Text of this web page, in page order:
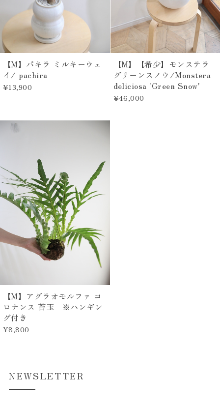
【M】パキラ ミルキーウェ
イ/ pachira
¥13,900
【M】【希少】モンステラ
グリーンスノウ/Monstera
deliciosa 'Green Snow'
¥46,000
【M】アグラオモルファ コ
ロナンス 苔玉 ※ハンギン
グ付き
¥8,800
NEWSLETTER